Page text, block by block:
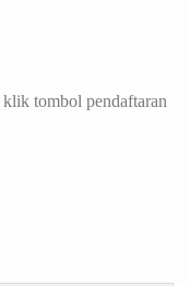
tombol pendaftaran